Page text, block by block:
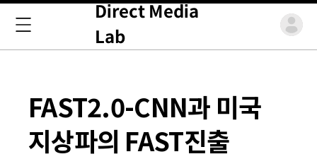
Direct Media
Lab
FAST2.0-CNN과 미국
지상파의 FAST진출